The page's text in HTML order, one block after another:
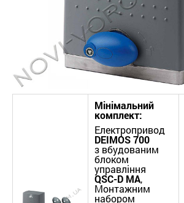
Мінімальний
комплект:
Електропривод
DEIMOS 700
з вбудованим
блоком
управління
QSC-D MA,
Монтажним
набором